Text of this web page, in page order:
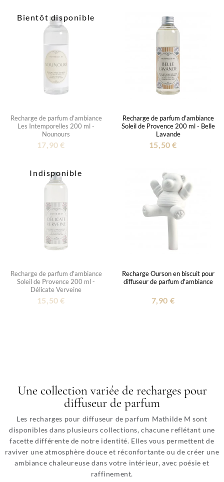
Bientôt disponible
Recharge de parfum d'ambiance
Les Intemporelles 200 ml -
Nounours
17,90 €
Recharge de parfum d'ambiance
Soleil de Provence 200 ml - Belle
Lavande
15,50 €
Indisponible
Recharge de parfum d'ambiance
Soleil de Provence 200 ml -
Délicate Verveine
15,50 €
Recharge Ourson en biscuit pour
diffuseur de parfum d'ambiance
7,90 €
Une collection variée de recharges pour
diffuseur de parfum
Les recharges pour diffuseur de parfum Mathilde M sont
disponibles dans plusieurs collections, chacune reflétant une
facette différente de notre identité. Elles vous permettent de
raviver une atmosphère douce et réconfortante ou de créer une
ambiance chaleureuse dans votre intérieur, avec poésie et
raffinement.